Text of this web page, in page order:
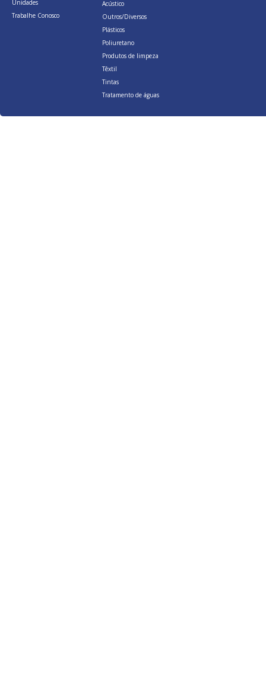
Unidades
Trabalhe Conosco
Acústico
Outros/Diversos
Plásticos
Poliuretano
Produtos de limpeza
Têxtil
Tintas
Tratamento de águas